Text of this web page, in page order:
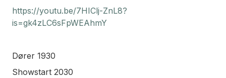
https://youtu.be/7HIClj-ZnL8?
is=gk4zLC6sFpWEAhmY
Dører 1930
Showstart 2030